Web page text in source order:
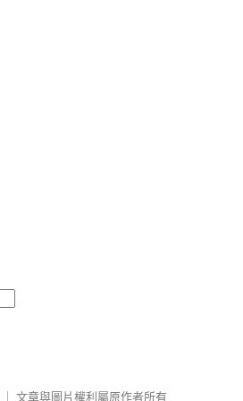
文章與圖片權利屬原作者所有